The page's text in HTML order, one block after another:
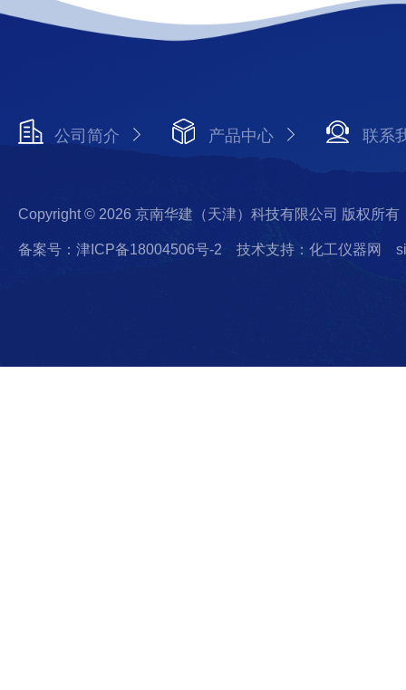
公司简介 产品中心 联系
Copyright © 2026 京南华建（天津）科技有限公司 版权所有
备案号：津ICP备18004506号-2 技术支持：化工仪器网